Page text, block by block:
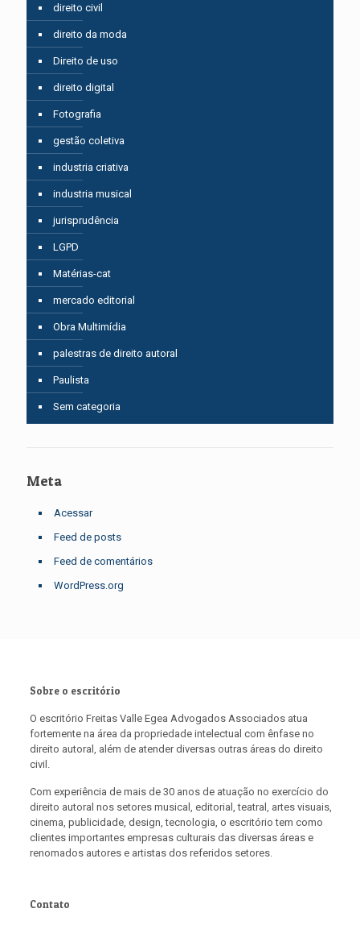
direito civil
direito da moda
Direito de uso
direito digital
Fotografia
gestão coletiva
industria criativa
industria musical
jurisprudência
LGPD
Matérias-cat
mercado editorial
Obra Multimídia
palestras de direito autoral
Paulista
Sem categoria
Meta
Acessar
Feed de posts
Feed de comentários
WordPress.org
Sobre o escritório
O escritório Freitas Valle Egea Advogados Associados atua
fortemente na área da propriedade intelectual com ênfase no
direito autoral, além de atender diversas outras áreas do direito
civil.
Com experiência de mais de 30 anos de atuação no exercício do
direito autoral nos setores musical, editorial, teatral, artes visuais,
cinema, publicidade, design, tecnologia, o escritório tem como
clientes importantes empresas culturais das diversas áreas e
renomados autores e artistas dos referidos setores.
Contato